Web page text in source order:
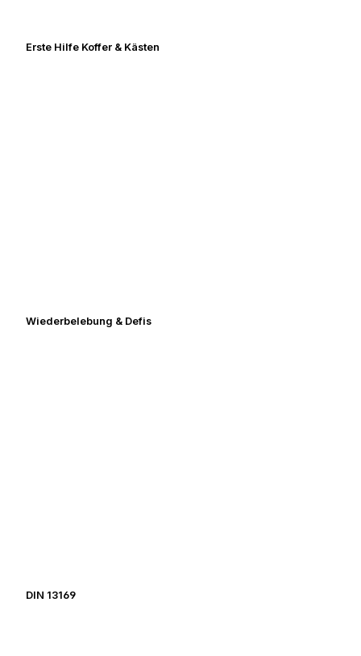
Erste Hilfe Koffer & Kästen
Wiederbelebung & Defis
DIN 13169